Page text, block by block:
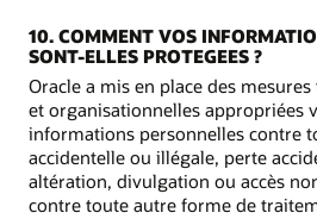
10. COMMENT VOS
SONT-ELLES PROTEGEES ?
Oracle a mis en place des
et organisationnelles appropriées
informations personnelles contre
accidentelle ou illégale, perte
altération, divulgation ou accès
contre toute autre forme de